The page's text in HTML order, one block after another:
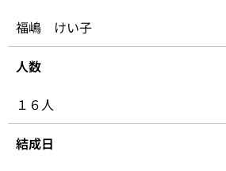
福嶋 けい子
人数
１６人
結成日